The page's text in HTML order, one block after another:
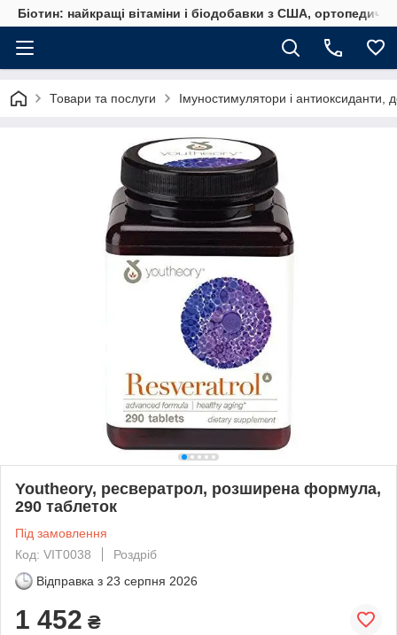
Біотин: найкращі вітаміни і біодобавки з США,
Товари та послуги Імуностимулятори і антиоксиданти,
Youtheory, ресвератрол, розширена формула,
290 таблеток
Під замовлення
Код: VIT0038
Роздріб
Відправка з 23 серпня 2026
1 452 ₴